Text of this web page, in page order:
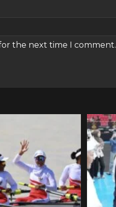
the next time I comment.